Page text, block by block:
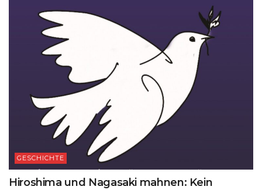
GESCHICHTE
Hiroshima und Nagasaki mahnen: Kein